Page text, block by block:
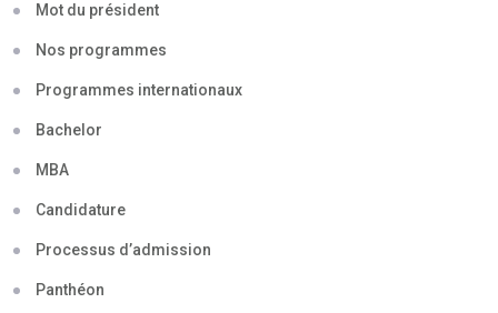
Mot du président
Nos programmes
Programmes internationaux
Bachelor
MBA
Candidature
Processus d’admission
Panthéon